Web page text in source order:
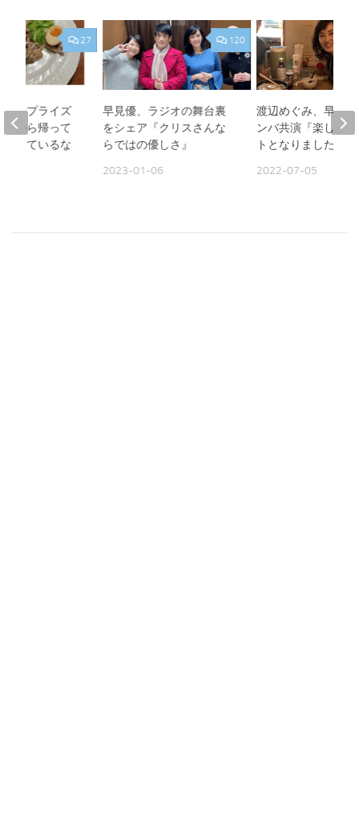
120
早見優、ラジオの舞台裏
をシェア『クリスさんな
らではの優しさ』
2023-01-06
渡辺めぐみ、早見
ンバ共演『楽しい
トとなりました』
2022-07-05
27
のサプライズ
事から帰って
できているな